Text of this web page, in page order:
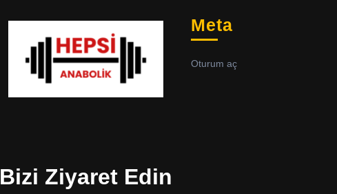
Bizi Ziyaret Edin
Meta
Oturum aç